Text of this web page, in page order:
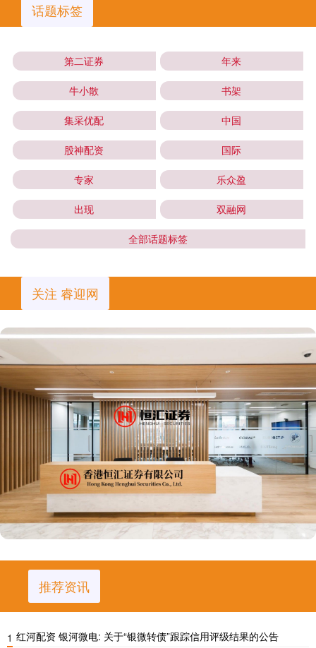
话题标签
第二证券 年来
牛小散 书架
集采优配 中国
股神配资 国际
专家 乐众盈
出现 双融网
全部话题标签
关注 睿迎网
推荐资讯
1 红河配资 银河微电: 关于“银微转债”跟踪信用评级结果的公告